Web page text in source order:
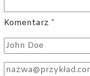
Komentarz *